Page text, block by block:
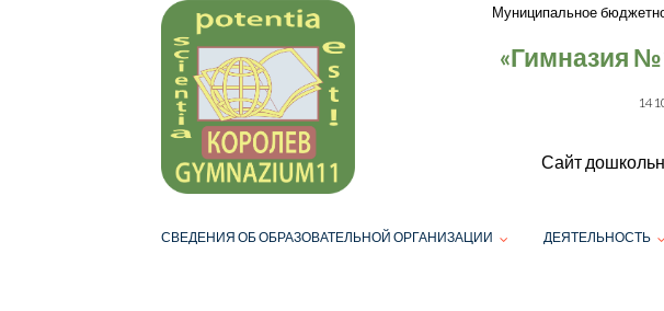
Муниципальное
«Гимназия
Сайт
СВЕДЕНИЯ ОБ ОБРАЗОВАТЕЛЬНОЙ ОРГАНИЗАЦИИ ДЕЯТЕЛЬНОСТЬ